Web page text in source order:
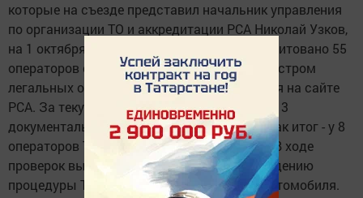
которые на съезде представил начальник управления
по организации ТО и аккредитации РСА Николай Узков,
на 1 октября 2017 года в Татарстане аккредитовано 55
операторов со 109 пунктами осмотра. С реестром
легальных операторов можно ознакомиться на сайте
РСА. За текущий год по РТ были проведены 3
документальные и 4 выездные проверки. Как итог - у 8
операторов ТО аттестат был аннулирован. В ходе
проверок выявляются нарушения по проведению
процедуры ТО, выдаче карт без осмотра автомобиля.